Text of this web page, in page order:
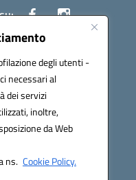
degli utenti -
necessari al
dei servizi
inoltre,
da Web
ns. Cookie Policy.